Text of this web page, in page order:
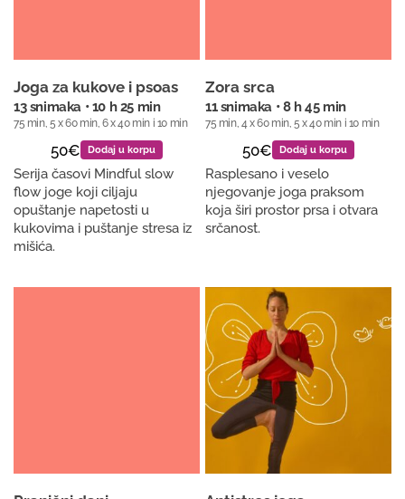
Joga za kukove i psoas
13 snimaka • 10 h 25 min
75 min, 5 x 60 min, 6 x 40 min i 10 min
50€ Dodaj u korpu
Serija časovi Mindful slow
flow joge koji ciljaju
opuštanje napetosti u
kukovima i puštanje stresa iz
mišića.
Zora srca
11 snimaka • 8 h 45 min
75 min, 4 x 60 min, 5 x 40 min i 10 min
50€ Dodaj u korpu
Rasplesano i veselo
njegovanje joga praksom
koja širi prostor prsa i otvara
srčanost.